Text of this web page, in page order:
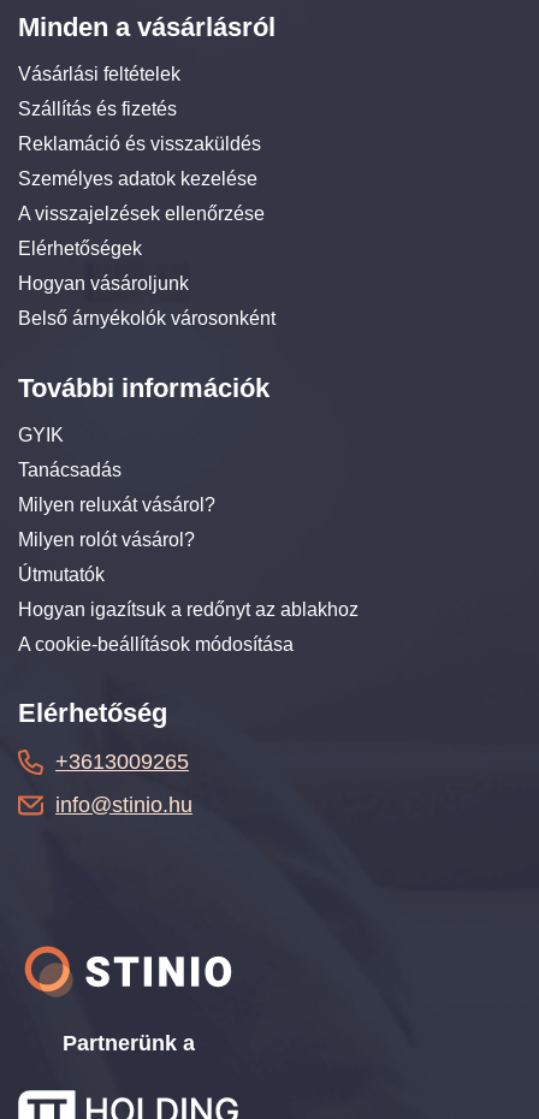
Minden a vásárlásról
Vásárlási feltételek
Szállítás és fizetés
Reklamáció és visszaküldés
Személyes adatok kezelése
A visszajelzések ellenőrzése
Elérhetőségek
Hogyan vásároljunk
Belső árnyékolók városonként
További információk
GYIK
Tanácsadás
Milyen reluxát vásárol?
Milyen rolót vásárol?
Útmutatók
Hogyan igazítsuk a redőnyt az ablakhoz
A cookie-beállítások módosítása
Partnerünk a
Elérhetőség
+3613009265
info@stinio.hu